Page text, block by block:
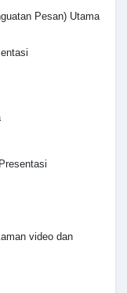
Pesan) Utama
video dan